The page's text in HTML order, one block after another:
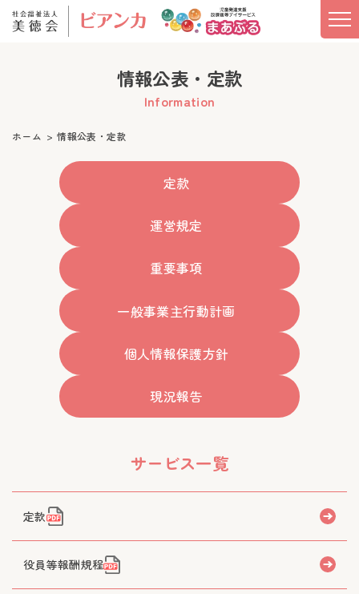
情報公表・定款
Information
ホーム 情報公表・定款
定款
運営規定
重要事項
一般事業主行動計画
個人情報保護方針
現況報告
サービス一覧
定款
役員等報酬規程